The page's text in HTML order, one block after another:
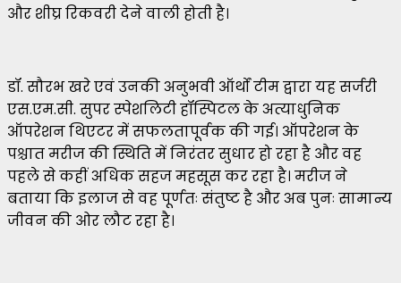
और शीघ्र रिकवरी देने वाली होती है।
डॉ. सौरभ खरे एवं उनकी अनुभवी ऑर्थों टीम द्वारा यह सर्जरी
एस.एम.सी. सुपर स्पेशलिटी हॉस्पिटल के अत्याधुनिक
ऑपरेशन थिएटर में सफलतापूर्वक की गई। ऑपरेशन के
पश्चात मरीज की स्थिति में निरंतर सुधार हो रहा है और वह
पहले से कहीं अधिक सहज महसूस कर रहा है। मरीज ने
बताया कि इलाज से वह पूर्णतः संतुष्ट है और अब पुनः सामान्य
जीवन की ओर लौट रहा है।